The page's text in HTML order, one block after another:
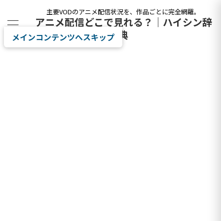
主要VODのアニメ配信状況を、作品ごとに完全網羅。
アニメ配信どこで見れる？｜ハイシン辞
典
メインコンテンツへスキップ